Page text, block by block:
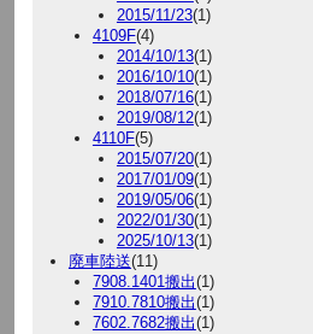
2015/11/23(1)
4109F(4)
2014/10/13(1)
2016/10/10(1)
2018/07/16(1)
2019/08/12(1)
4110F(5)
2015/07/20(1)
2017/01/09(1)
2019/05/06(1)
2022/01/30(1)
2025/10/13(1)
廃車陸送(11)
7908.1401搬出(1)
7910.7810搬出(1)
7602.7682搬出(1)